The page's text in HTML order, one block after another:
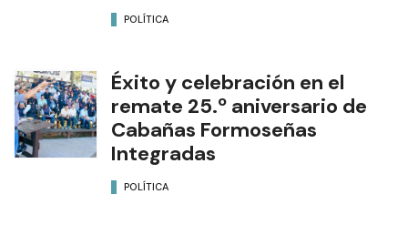
POLÍTICA
Éxito y celebración en el
remate 25.º aniversario de
Cabañas Formoseñas
Integradas
POLÍTICA